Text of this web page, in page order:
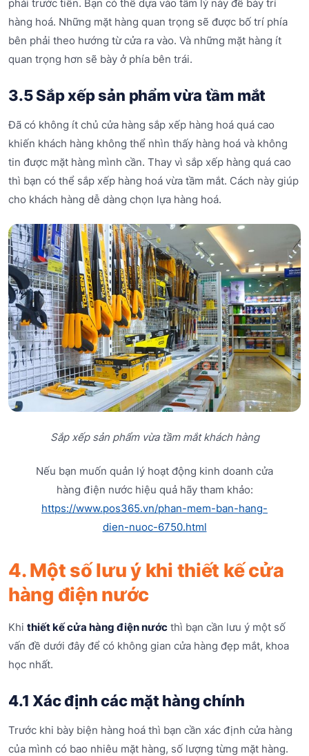
phải trước tiên. Bạn có thể dựa vào tâm lý này để bày trí
hàng hoá. Những mặt hàng quan trọng sẽ được bố trí phía
bên phải theo hướng từ cửa ra vào. Và những mặt hàng ít
quan trọng hơn sẽ bày ở phía bên trái.
3.5 Sắp xếp sản phẩm vừa tầm mắt
Đã có không ít chủ cửa hàng sắp xếp hàng hoá quá cao
khiến khách hàng không thể nhìn thấy hàng hoá và không
tin được mặt hàng mình cần. Thay vì sắp xếp hàng quá cao
thì bạn có thể sắp xếp hàng hoá vừa tầm mắt. Cách này giúp
cho khách hàng dễ dàng chọn lựa hàng hoá.
Sắp xếp sản phẩm vừa tầm mắt khách hàng
Nếu bạn muốn quản lý hoạt động kinh doanh cửa
hàng điện nước hiệu quả hãy tham khảo:
https://www.pos365.vn/phan-mem-ban-hang-
dien-nuoc-6750.html
4. Một số lưu ý khi thiết kế cửa
hàng điện nước
Khi thiết kế cửa hàng điện nước thì bạn cần lưu ý một số
vấn đề dưới đây để có không gian cửa hàng đẹp mắt, khoa
học nhất.
4.1 Xác định các mặt hàng chính
Trước khi bày biện hàng hoá thì bạn cần xác định cửa hàng
của mình có bao nhiêu mặt hàng, số lượng từng mặt hàng.